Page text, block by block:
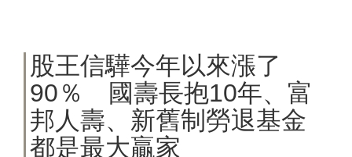
股王信驊今年以來漲了
90％ 國壽長抱10年、富
邦人壽、新舊制勞退基金
都是最大贏家